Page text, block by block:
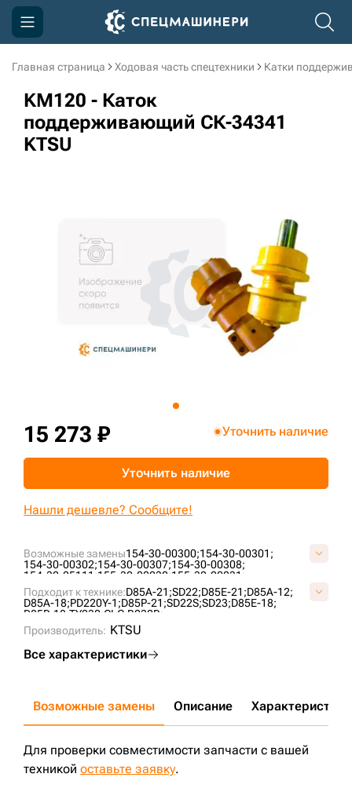
Главная страница Ходовая часть спецтехники Катки
KM120 - Каток
поддерживающий СК-34341
KTSU
Возможные замены154-30-00300;154-30-00301;
154-30-00302;154-30-00307;154-30-00308;
154-30-25111;155-30-00230;155-30-00231;
155-30-00232;
155-30-00233; 155-30-00233-SS;
155-30-00234;155-30-00234-6;155-30-00235;
155-30-00290;158-40-A0000P050-01;2-1862;
Подходит к технике:D85A-21;SD22;D85E-21;D85A-12;
D85A-18;PD220Y-1;D85P-21;SD22S;SD23;D85E-18;
D85P-18;TY230;CLG B230R;
Производитель: KTSU
Все характеристики
15 273 ₽ Уточнить наличие
Уточнить наличие
Нашли дешевле? Сообщите!
Возможные замены Описание Характеристики
Для проверки совместимости запчасти с вашей
техникой оставьте заявку.
Компания
Акции
Доставка и оплата
3D тур по производству